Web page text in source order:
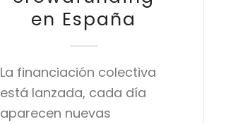
en España
La financiación colectiva
está lanzada, cada día
aparecen nuevas